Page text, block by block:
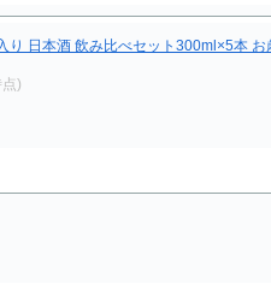
日本酒 飲み比べセット300ml×5本 お
)